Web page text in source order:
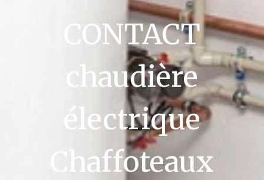
CONTACT
chaudière
électrique
Chaffoteaux